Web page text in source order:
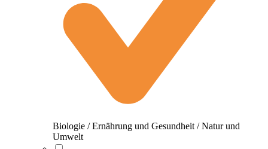
Biologie / Ernährung und Gesundheit / Natur und
Umwelt